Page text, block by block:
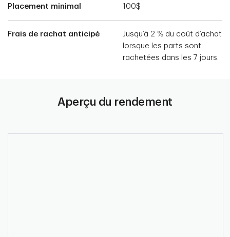
Placement minimal 100$
Frais de rachat anticipé
Jusqu’à 2 % du coût d’achat
lorsque les parts sont
rachetées dans les 7 jours.
Aperçu du rendement